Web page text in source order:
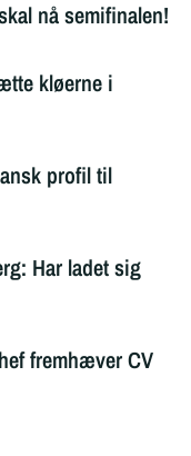
nå semifinalen!
kløerne i
profil til
Har ladet sig
fremhæver CV